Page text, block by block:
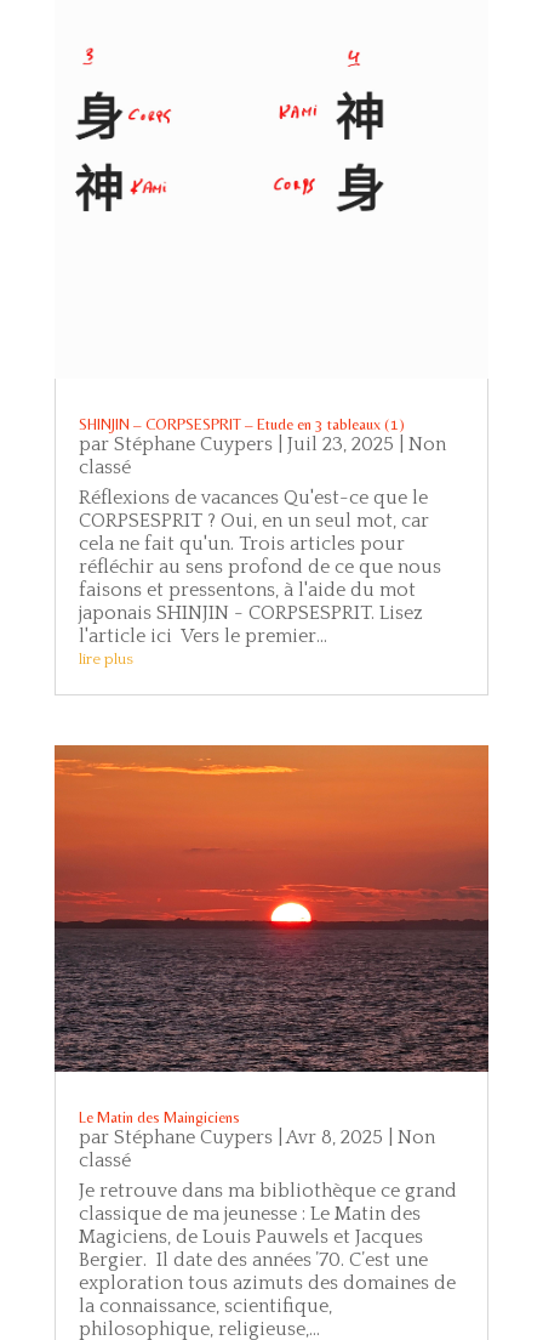
SHINJIN – CORPSESPRIT – Etude en 3 tableaux (1)
par Stéphane Cuypers| Juil 23, 2025
Non
classé
Réflexions de vacances Qu'est-ce que le
CORPSESPRIT ? Oui, en un seul mot, car
cela ne fait qu'un. Trois articles pour
réfléchir au sens profond de ce que nous
faisons et pressentons, à l'aide du mot
japonais SHINJIN - CORPSESPRIT. Lisez
l'article ici Vers le premier...
lire plus
Le Matin des Maingiciens
par Stéphane Cuypers|Avr 8, 2025
Non
classé
Je retrouve dans ma bibliothèque ce grand
classique de ma jeunesse : Le Matin des
Magiciens, de Louis Pauwels et Jacques
Bergier. Il date des années ’70. C’est une
exploration tous azimuts des domaines de
la connaissance, scientifique,
philosophique, religieuse,...